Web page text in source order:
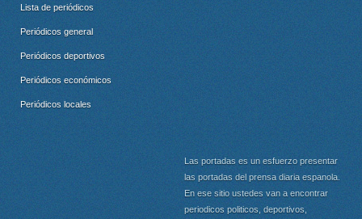
Lista de periódicos
Periódicos general
Periódicos deportivos
Periódicos económicos
Periódicos locales
Las portadas es un esfuerzo presentar
las portadas del prensa diaria espanola.
En ese sitio ustedes van a encontrar
periodicos politicos, deportivos,